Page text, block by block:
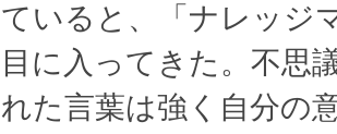
ていると、「ナレッジ
目に入ってきた。不思
れた言葉は強く自分の